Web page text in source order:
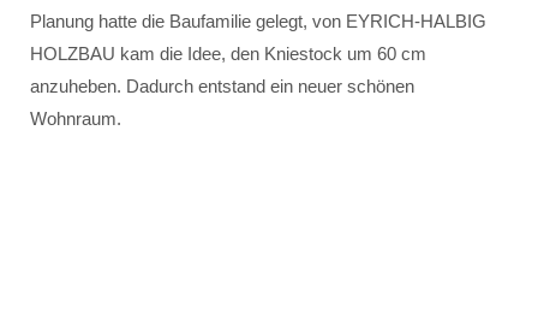
Planung hatte die Baufamilie gelegt, von EYRICH-HALBIG
HOLZBAU kam die Idee, den Kniestock um 60 cm
anzuheben. Dadurch entstand ein neuer schönen
Wohnraum.